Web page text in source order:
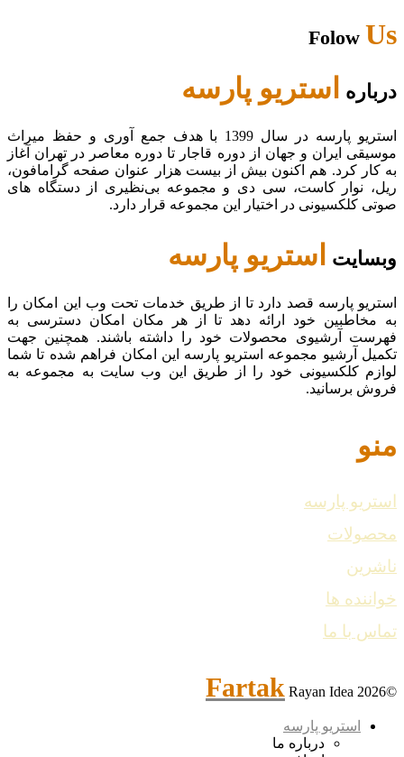
FolowUs
درباره استریو پارسه
استریو پارسه در سال 1399 با هدف جمع آوری و حفظ میراث
موسیقی ایران و جهان از دوره قاجار تا دوره معاصر در تهران آغاز
به کار کرد. هم اکنون بیش از بیست هزار عنوان صفحه گرامافون،
ریل، نوار کاست، سی دی و مجموعه بی‌نظیری از دستگاه های
صوتی کلکسیونی در اختیار این مجموعه قرار دارد.
وبسایت استریو پارسه
استریو پارسه قصد دارد تا از طریق خدمات تحت وب این امکان را
به مخاطبین خود ارائه دهد تا از هر مکان امکان دسترسی به
فهرست آرشیوی محصولات خود را داشته باشند. همچنین جهت
تکمیل آرشیو مجموعه استریو پارسه این امکان فراهم شده تا شما
لوازم کلکسیونی خود را از طریق این وب سایت به مجموعه به
فروش برسانید.
منو
استریو پارسه
محصولات
ناشرین
خواننده ها
تماس با ما
©2026
FartakRayan Idea
استریو پارسه
درباره ما